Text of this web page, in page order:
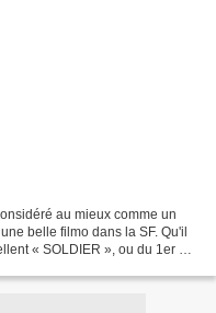
au mieux comme un
belle filmo dans la SF. Qu'il
« SOLDIER », ou du 1er «